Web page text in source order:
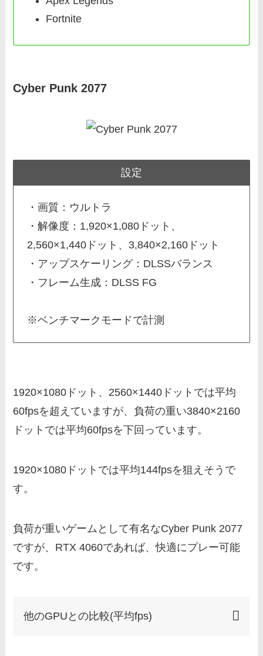
Fortnite
Cyber Punk 2077
設定
・画質：ウルトラ
・解像度：1,920×1,080ドット、
2,560×1,440ドット、3,840×2,160ドット
・アップスケーリング：DLSSバランス
・フレーム生成：DLSS FG
※ベンチマークモードで計測
1920×1080ドット、2560×1440ドットでは平均
60fpsを超えていますが、負荷の重い3840×2160
ドットでは平均60fpsを下回っています。
1920×1080ドットでは平均144fpsを狙えそうで
す。
負荷が重いゲームとして有名なCyber Punk 2077
ですが、RTX 4060であれば、快適にプレー可能
です。
他のGPUとの比較(平均fps)